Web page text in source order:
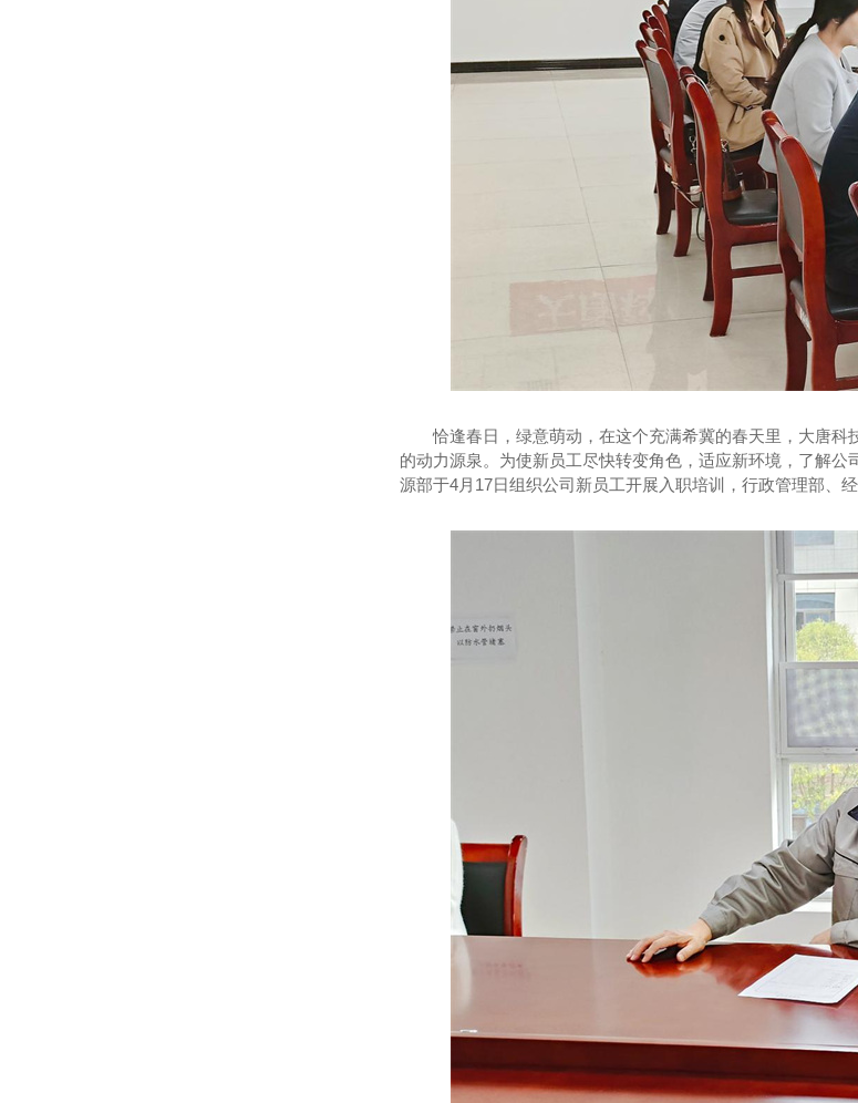
恰逢春日，绿意萌动，在这个充满希冀的春天里，大唐
的动力源泉。为使新员工尽快转变角色，适应新环境，了解
源部于4月17日组织公司新员工开展入职培训，行政管理部、